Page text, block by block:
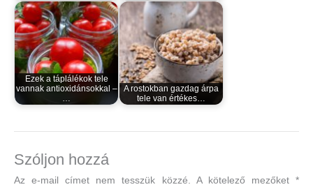
Ezek a táplálékok tele
vannak antioxidánsokkal –
…
A rostokban gazdag árpa
tele van értékes…
Szóljon hozzá
Az e-mail címet nem tesszük közzé. A kötelező mezőket*